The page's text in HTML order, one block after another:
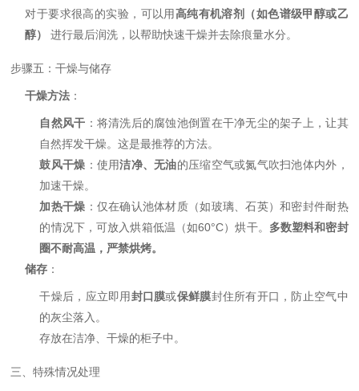
对于要求很高的实验，可以用高纯有机溶剂（如色谱级甲醇或乙
醇）
进行最后润洗，以帮助快速干燥并去除痕量水分。
步骤五：干燥与储存
干燥方法 ：
自然风干 ：将清洗后的腐蚀池倒置在干净无尘的架子上，让其
自然挥发干燥。这是最推荐的方法。
鼓风干燥 ：使用洁净、无油的压缩空气或氮气吹扫池体内外，
加速干燥。
加热干燥 ：仅在确认池体材质（如玻璃、石英）和密封件耐热
的情况下，可放入烘箱低温（如60°C）烘干。 多数塑料和密封
圈不耐高温，严禁烘烤。
储存 ：
干燥后，应立即用封口膜或保鲜膜封住所有开口，防止空气中
的灰尘落入。
存放在洁净、干燥的柜子中。
三、特殊情况处理